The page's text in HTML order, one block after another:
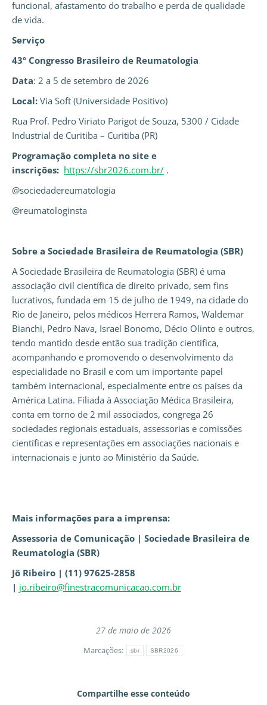
funcional, afastamento do trabalho e perda de qualidade
de vida.
Serviço
43º Congresso Brasileiro de Reumatologia
Data: 2 a 5 de setembro de 2026
Local: Via Soft (Universidade Positivo)
Rua Prof. Pedro Viriato Parigot de Souza, 5300 / Cidade
Industrial de Curitiba – Curitiba (PR)
Programação completa no site e
inscrições: https://sbr2026.com.br/ .
@sociedadereumatologia
@reumatologinsta
Sobre a Sociedade Brasileira de Reumatologia (SBR)
A Sociedade Brasileira de Reumatologia (SBR) é uma
associação civil científica de direito privado, sem fins
lucrativos, fundada em 15 de julho de 1949, na cidade do
Rio de Janeiro, pelos médicos Herrera Ramos, Waldemar
Bianchi, Pedro Nava, Israel Bonomo, Décio Olinto e outros,
tendo mantido desde então sua tradição científica,
acompanhando e promovendo o desenvolvimento da
especialidade no Brasil e com um importante papel
também internacional, especialmente entre os países da
América Latina. Filiada à Associação Médica Brasileira,
conta em torno de 2 mil associados, congrega 26
sociedades regionais estaduais, assessorias e comissões
científicas e representações em associações nacionais e
internacionais e junto ao Ministério da Saúde.
Mais informações para a imprensa:
Assessoria de Comunicação | Sociedade Brasileira de
Reumatologia (SBR)
Jô Ribeiro | (11) 97625-2858
| jo.ribeiro@finestracomunicacao.com.br
27 de maio de 2026
Marcações: sbr SBR2026
Compartilhe esse conteúdo